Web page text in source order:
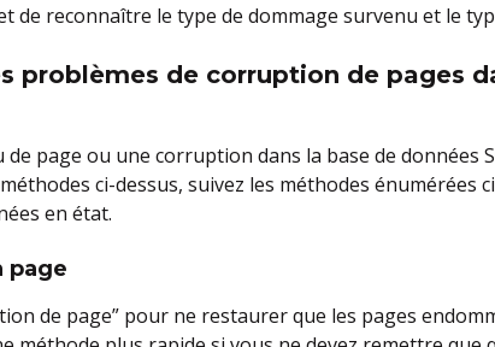
de reconnaître le type de dommage survenu et le
problèmes de corruption de pages
page ou une corruption dans la base de données
méthodes ci-dessus, suivez les méthodes
en état.
page
de page” pour ne restaurer que les pages